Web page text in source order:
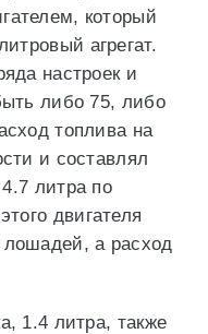
который
агрегат.
настроек и
либо 75, либо
топлива на
и составлял
литра по
двигателя
а расход
1.4 литра, также